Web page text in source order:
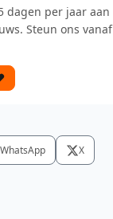
dagen per jaar aan
Steun ons vanaf
WhatsApp X